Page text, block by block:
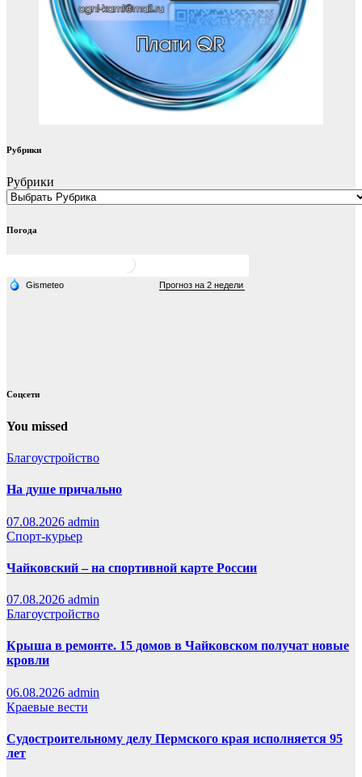
Рубрики
Рубрики
Погода
Соцсети
You missed
Благоустройство
На душе причально
07.08.2026 admin
Спорт-курьер
Чайковский – на спортивной карте России
07.08.2026 admin
Благоустройство
Крыша в ремонте. 15 домов в Чайковском получат новые
кровли
06.08.2026 admin
Краевые вести
Судостроительному делу Пермского края исполняется 95
лет